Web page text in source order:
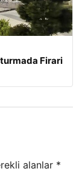
Firari
alanlar *